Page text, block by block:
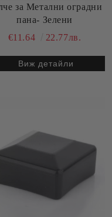
за Метални оградни
пана- Зелени
€11.64
22.77лв.
Виж детайли